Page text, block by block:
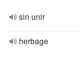
sin unir
herbage